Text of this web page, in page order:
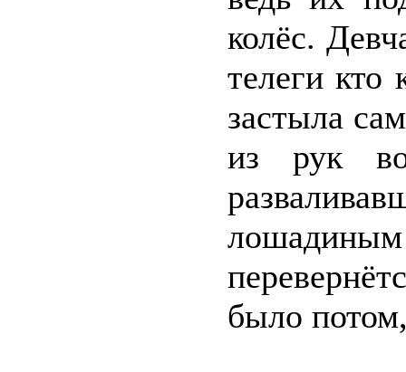
колёс.
телеги
застыла
из рук
было